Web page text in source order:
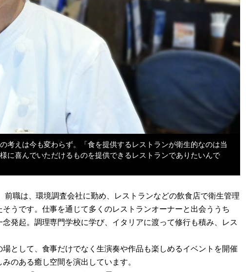
えは今も変わらず。「食を提供するレストランが衛生的なのは当
に喜んでいただけるものを提供できるレストランでありたいんで
職は、環境調査会社に勤め、レストランなどの飲食店で衛生管理
うです。仕事を通じて多くのレストランオーナーと出会ううち
発起。調理専門学校に学び、イタリアに渡って修行も積み、レス
として、食事だけでなく生演奏や作品も楽しめるイベントを開催
のある癒し空間を演出しています。